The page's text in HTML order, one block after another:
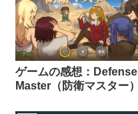
ゲームの感想：Defense
Master（防衛マスター）